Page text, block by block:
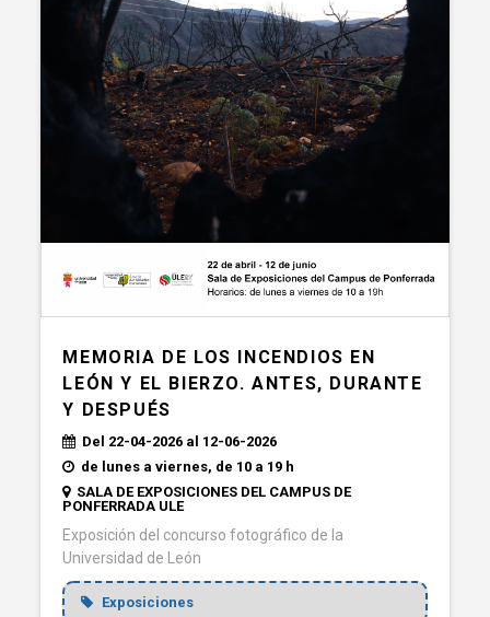
MEMORIA DE LOS INCENDIOS EN
LEÓN Y EL BIERZO. ANTES, DURANTE
Y DESPUÉS
Del 22-04-2026 al 12-06-2026
de lunes a viernes, de 10 a 19 h
SALA DE EXPOSICIONES DEL CAMPUS DE
PONFERRADA ULE
Exposición del concurso fotográfico de la
Universidad de León
Exposiciones